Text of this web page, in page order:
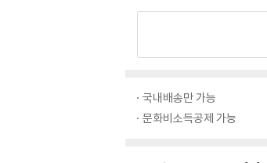
국내배송만 가능
문화비소득공제 가능